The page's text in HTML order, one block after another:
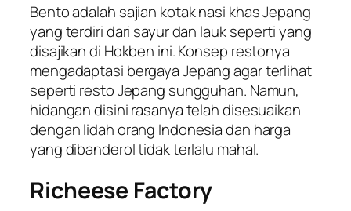
Bento adalah sajian kotak nasi khas Jepang
yang terdiri dari sayur dan lauk seperti yang
disajikan di Hokben ini. Konsep restonya
mengadaptasi bergaya Jepang agar terlihat
seperti resto Jepang sungguhan. Namun,
hidangan disini rasanya telah disesuaikan
dengan lidah orang Indonesia dan harga
yang dibanderol tidak terlalu mahal.
Richeese Factory